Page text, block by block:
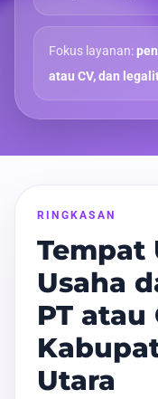
Fokus layanan:
atau CV, dan
RINGKASAN
Tempat
Usaha
PT atau
Utara